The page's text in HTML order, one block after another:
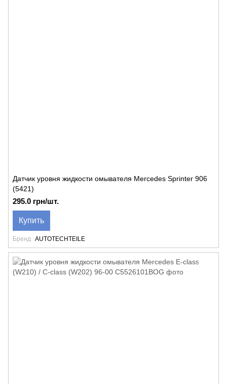
Датчик уровня жидкости омывателя Mercedes Sprinter 906
(5421)
295.0 грн/шт.
Купить
Бренд AUTOTECHTEILE